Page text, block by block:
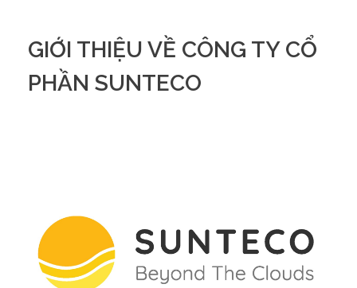
GIỚI THIỆU VỀ CÔNG TY CỔ
PHẦN SUNTECO